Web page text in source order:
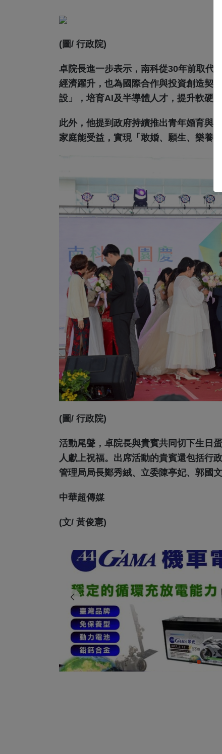
(圖/ 行政院)
卓院長進一步表示，南科從30年前取代
經濟躍升，也為國際合作與投資創造契
設」，培育AI及半導體人才，提升軟硬體
此外，他提到政府持續推出青年婚育與
家庭能受益，實現「敢婚、願生、樂養」
(圖/ 行政院)
活動尾聲，卓院長與貴賓共同切下生日
人獻上祝福。出席活動的貴賓還包括行
管理局局長鄭秀絨、立委陳亭妃、郭國
中華超傳媒
(文/ 黃俊憲)